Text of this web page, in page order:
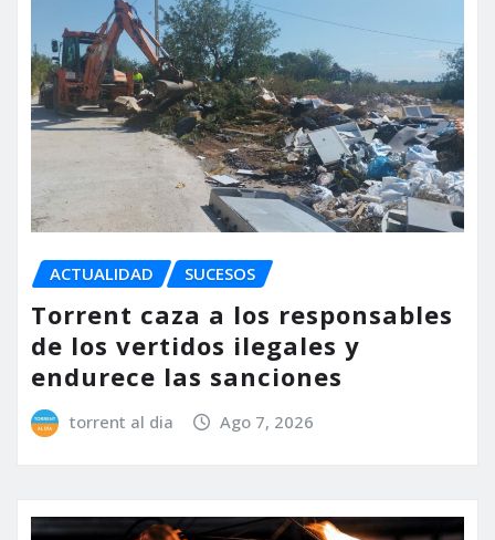
ACTUALIDAD SUCESOS
Torrent caza a los responsables
de los vertidos ilegales y
endurece las sanciones
torrent al dia Ago 7, 2026